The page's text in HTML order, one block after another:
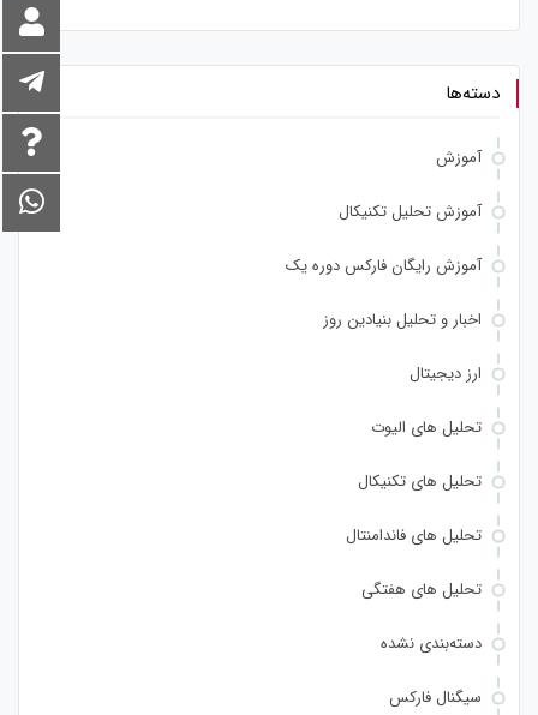
دسته‌ها
آموزش
آموزش تحلیل تکنیکال
آموزش رایگان فارکس دوره یک
اخبار و تحلیل بنیادین روز
ارز دیجیتال
تحلیل های الیوت
تحلیل های تکنیکال
تحلیل های فاندامنتال
تحلیل های هفتگی
دسته‌بندی نشده
سیگنال فارکس